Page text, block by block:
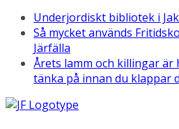
Underjordiskt bibliotek i
Så mycket används
Järfälla
Årets lamm och killingar är
tänka på innan du klappar